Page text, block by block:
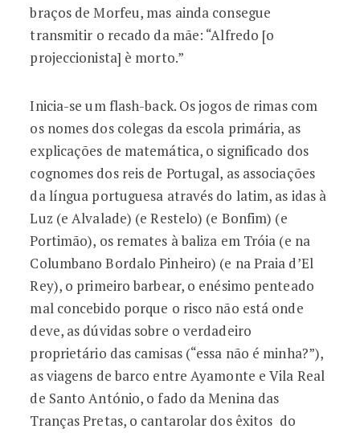
braços de Morfeu, mas ainda consegue
transmitir o recado da mãe: “Alfredo [o
projeccionista] è morto.”
Inicia-se um flash-back. Os jogos de rimas com
os nomes dos colegas da escola primária, as
explicações de matemática, o significado dos
cognomes dos reis de Portugal, as associações
da língua portuguesa através do latim, as idas à
Luz (e Alvalade) (e Restelo) (e Bonfim) (e
Portimão), os remates à baliza em Tróia (e na
Columbano Bordalo Pinheiro) (e na Praia d’El
Rey), o primeiro barbear, o enésimo penteado
mal concebido porque o risco não está onde
deve, as dúvidas sobre o verdadeiro
proprietário das camisas (“essa não é minha?”),
as viagens de barco entre Ayamonte e Vila Real
de Santo António, o fado da Menina das
Tranças Pretas, o cantarolar dos êxitos do